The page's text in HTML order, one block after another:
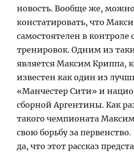
новость. Вообще же, можно
констатировать, что
самостоятелен в контроле
тренировок. Одним из
является Максим Криппа,
известен как один из
«Манчестер Сити» и
сборной Аргентины. Как
такого чемпионата
свою борьбу за
да, что этот рассказ